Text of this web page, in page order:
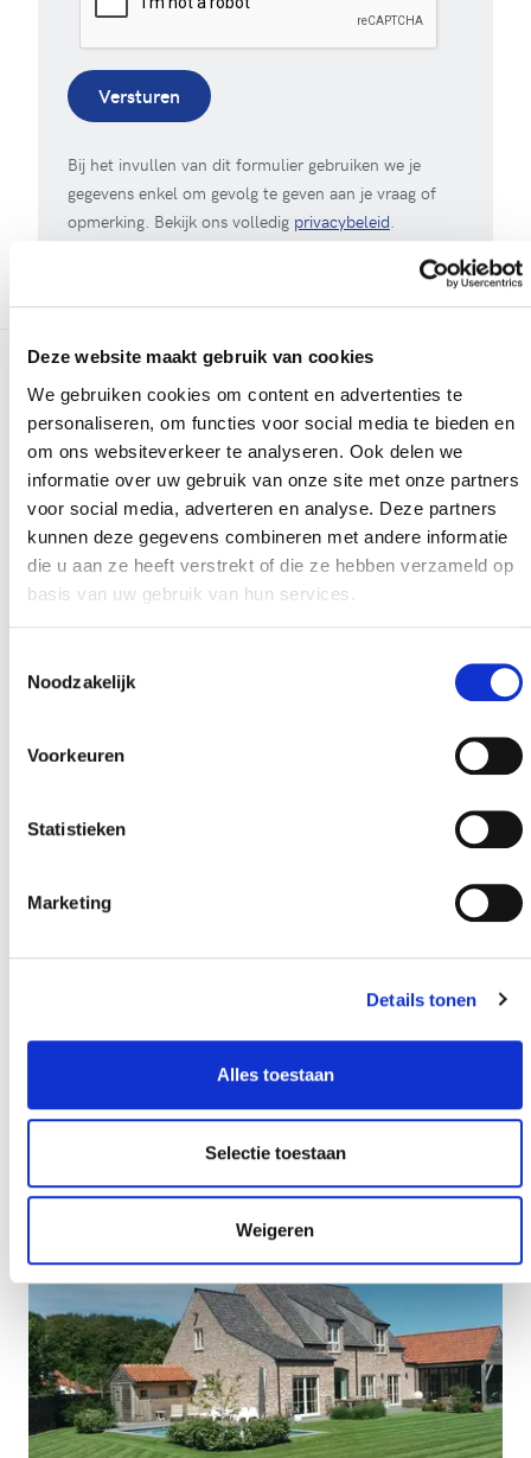
Deze website maakt gebruik van cookies
We gebruiken cookies om content en advertenties te
personaliseren, om functies voor social media te bieden en
om ons websiteverkeer te analyseren. Ook delen we
informatie over uw gebruik van onze site met onze partners
voor social media, adverteren en analyse. Deze partners
kunnen deze gegevens combineren met andere informatie
die u aan ze heeft verstrekt of die ze hebben verzameld op
basis van uw gebruik van hun services.
Noodzakelijk
Voorkeuren
Statistieken
Marketing
Details tonen
Alles toestaan
Selectie toestaan
Weigeren
Versturen
Bij het invullen van dit formulier gebruiken we je
gegevens enkel om gevolg te geven aan je vraag of
opmerking. Bekijk ons volledig privacybeleid.
Meer realisaties